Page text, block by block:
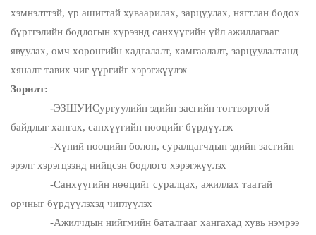
хэмнэлттэй, үр ашигтай хуваарилах, зарцуулах, нягтлан бодох
бүртгэлийн бодлогын хүрээнд санхүүгийн үйл ажиллагааг
явуулах, өмч хөрөнгийн хадгалалт, хамгаалалт, зарцуулалтанд
хяналт тавих чиг үүргийг хэрэгжүүлэх
Зорилт:
-ЭЗШУИСургуулийн эдийн засгийн тогтвортой
байдлыг хангах, санхүүгийн нөөцийг бүрдүүлэх
-Хүний нөөцийн болон, суралцагчдын эдийн засгийн
эрэлт хэрэгцээнд нийцсэн бодлого хэрэгжүүлэх
-Санхүүгийн нөөцийг суралцах, ажиллах таатай
орчныг бүрдүүлэхэд чиглүүлэх
-Ажилчдын нийгмийн баталгааг хангахад хувь нэмрээ